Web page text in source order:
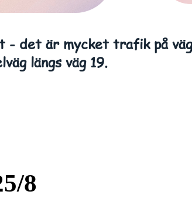
- det är mycket trafik på
längs väg 19.
8
8